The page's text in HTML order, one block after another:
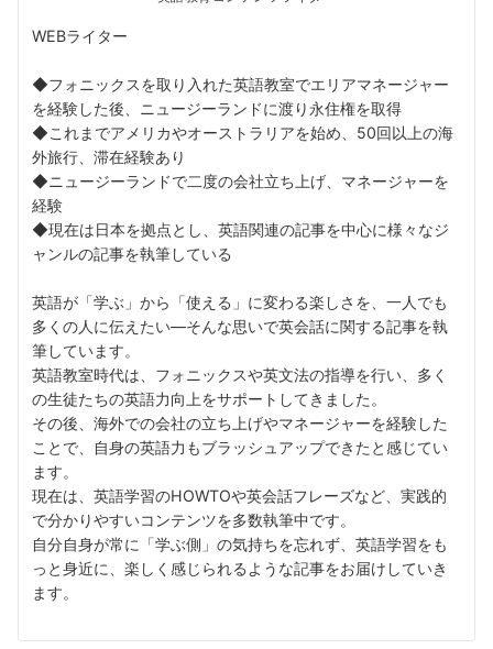
WEBライター
◆フォニックスを取り入れた英語教室でエリアマネージャー
を経験した後、ニュージーランドに渡り永住権を取得
◆これまでアメリカやオーストラリアを始め、50回以上の海
外旅行、滞在経験あり
◆ニュージーランドで二度の会社立ち上げ、マネージャーを
経験
◆現在は日本を拠点とし、英語関連の記事を中心に様々なジ
ャンルの記事を執筆している
英語が「学ぶ」から「使える」に変わる楽しさを、一人でも
多くの人に伝えたい––そんな思いで英会話に関する記事を執
筆しています。
英語教室時代は、フォニックスや英文法の指導を行い、多く
の生徒たちの英語力向上をサポートしてきました。
その後、海外での会社の立ち上げやマネージャーを経験した
ことで、自身の英語力もブラッシュアップできたと感じてい
ます。
現在は、英語学習のHOWTOや英会話フレーズなど、実践的
で分かりやすいコンテンツを多数執筆中です。
自分自身が常に「学ぶ側」の気持ちを忘れず、英語学習をも
っと身近に、楽しく感じられるような記事をお届けしていき
ます。